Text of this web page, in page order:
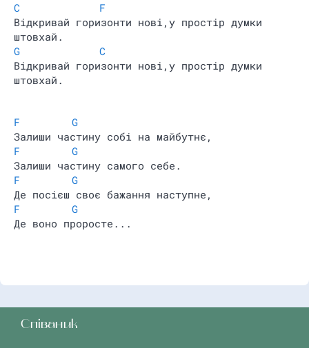
C
F
Відкривай горизонти нові,у простір думки
штовхай.
G
C
Відкривай горизонти нові,у простір думки
штовхай.
F
G
Залиши частину собі на майбутнє,
F
G
Залиши частину самого себе.
F
G
Де посієш своє бажання наступне,
F
G
Де воно проросте...
Співаник